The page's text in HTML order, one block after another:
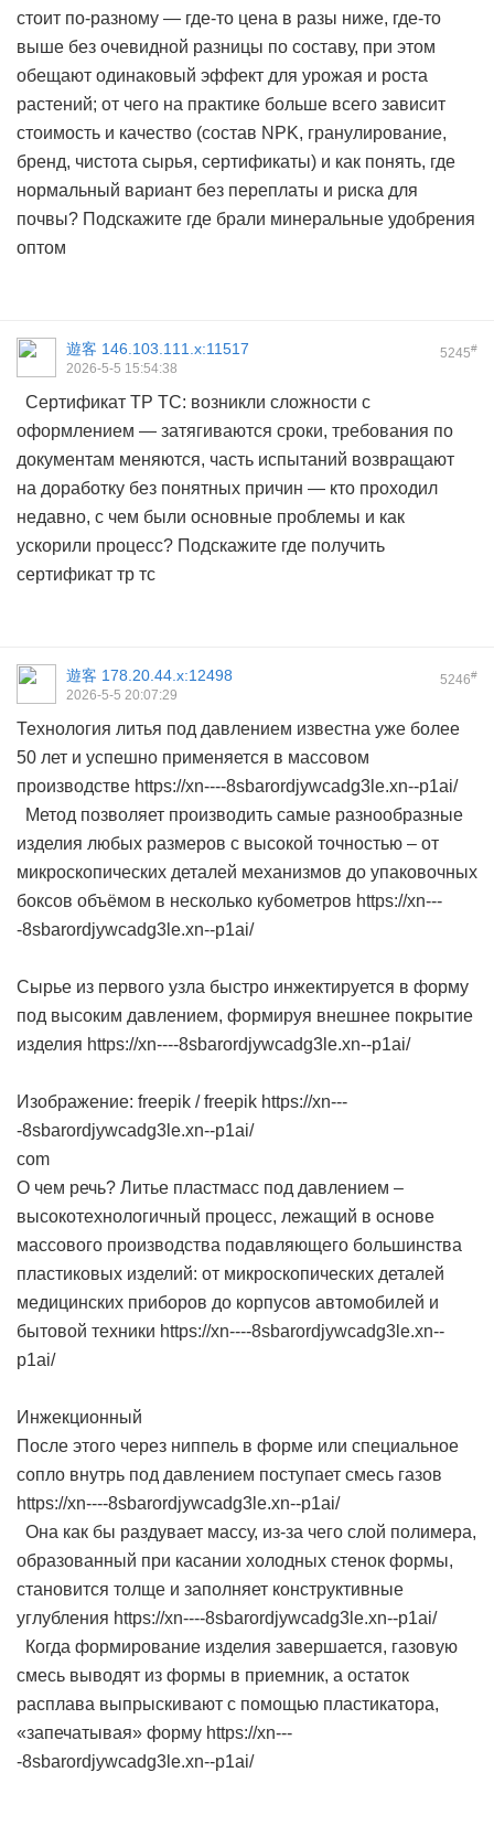
стоит по-разному — где-то цена в разы ниже, где-то
выше без очевидной разницы по составу, при этом
обещают одинаковый эффект для урожая и роста
растений; от чего на практике больше всего зависит
стоимость и качество (состав NPK, гранулирование,
бренд, чистота сырья, сертификаты) и как понять, где
нормальный вариант без переплаты и риска для
почвы? Подскажите где брали минеральные удобрения
оптом
5245#
遊客 146.103.111.x:11517
2026-5-5 15:54:38
Сертификат ТР ТС: возникли сложности с
оформлением — затягиваются сроки, требования по
документам меняются, часть испытаний возвращают
на доработку без понятных причин — кто проходил
недавно, с чем были основные проблемы и как
ускорили процесс? Подскажите где получить
сертификат тр тс
5246#
遊客 178.20.44.x:12498
2026-5-5 20:07:29
Технология литья под давлением известна уже более
50 лет и успешно применяется в массовом
производстве https://xn----8sbarordjywcadg3le.xn--p1ai/
Метод позволяет производить самые разнообразные
изделия любых размеров с высокой точностью – от
микроскопических деталей механизмов до упаковочных
боксов объёмом в несколько кубометров https://xn---
-8sbarordjywcadg3le.xn--p1ai/
Сырье из первого узла быстро инжектируется в форму
под высоким давлением, формируя внешнее покрытие
изделия https://xn----8sbarordjywcadg3le.xn--p1ai/
Изображение: freepik / freepik https://xn---
-8sbarordjywcadg3le.xn--p1ai/
com
О чем речь? Литье пластмасс под давлением –
высокотехнологичный процесс, лежащий в основе
массового производства подавляющего большинства
пластиковых изделий: от микроскопических деталей
медицинских приборов до корпусов автомобилей и
бытовой техники https://xn----8sbarordjywcadg3le.xn--
p1ai/
Инжекционный
После этого через ниппель в форме или специальное
сопло внутрь под давлением поступает смесь газов
https://xn----8sbarordjywcadg3le.xn--p1ai/
Она как бы раздувает массу, из-за чего слой полимера,
образованный при касании холодных стенок формы,
становится толще и заполняет конструктивные
углубления https://xn----8sbarordjywcadg3le.xn--p1ai/
Когда формирование изделия завершается, газовую
смесь выводят из формы в приемник, а остаток
расплава выпрыскивают с помощью пластикатора,
«запечатывая» форму https://xn---
-8sbarordjywcadg3le.xn--p1ai/